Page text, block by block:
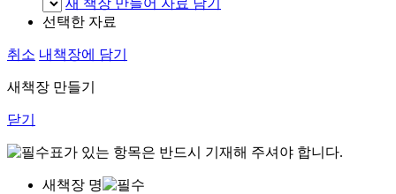
새 책장 만들어 자료 담기
선택한 자료
취소 내책장에 담기
새책장 만들기
닫기
표가 있는 항목은 반드시 기재해 주셔야 합니다.
새책장 명